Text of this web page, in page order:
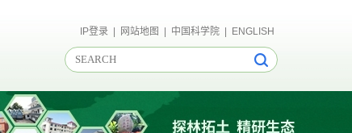
IP登录| 网站地图 中国科学院| ENGLISH